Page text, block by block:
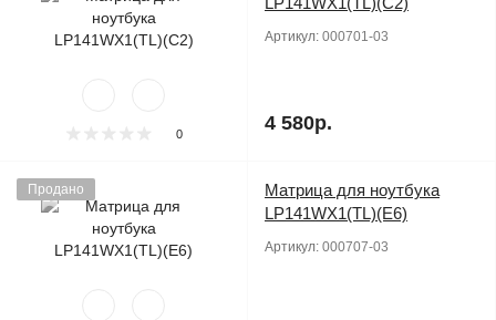
0
Артикул: 000701-03
4 580р.
Продано
Матрица для ноутбука
LP141WX1(TL)(E6)
Артикул: 000707-03